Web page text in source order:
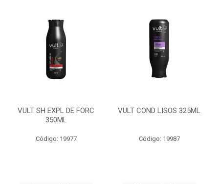
VULT SH EXPL DE FORC
350ML
Código: 19977
VULT COND LISOS 325ML
Código: 19987